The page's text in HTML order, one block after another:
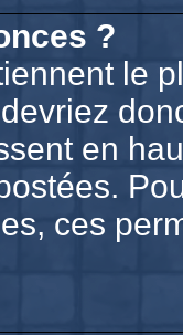
?
le
en
ces